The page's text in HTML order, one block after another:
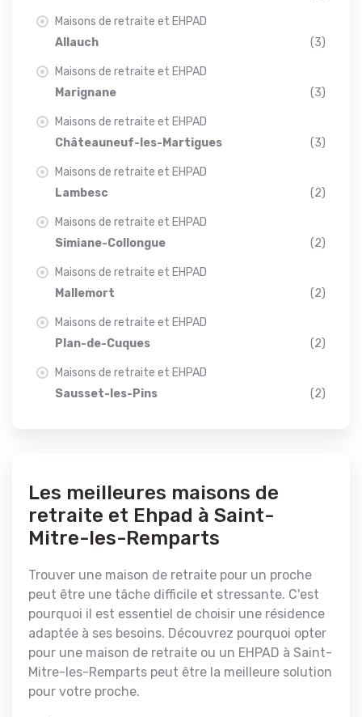
Maisons de retraite et EHPAD
Allauch
(3)
Maisons de retraite et EHPAD
Marignane
(3)
Maisons de retraite et EHPAD
Châteauneuf-les-Martigues
(3)
Maisons de retraite et EHPAD
Lambesc
(2)
Maisons de retraite et EHPAD
Simiane-Collongue
(2)
Maisons de retraite et EHPAD
Mallemort
(2)
Maisons de retraite et EHPAD
Plan-de-Cuques
(2)
Maisons de retraite et EHPAD
Sausset-les-Pins
(2)
Les meilleures maisons de
retraite et Ehpad à Saint-
Mitre-les-Remparts
Trouver une maison de retraite pour un proche
peut être une tâche difficile et stressante. C'est
pourquoi il est essentiel de choisir une résidence
adaptée à ses besoins. Découvrez pourquoi opter
pour une maison de retraite ou un EHPAD à Saint-
Mitre-les-Remparts peut être la meilleure solution
pour votre proche.